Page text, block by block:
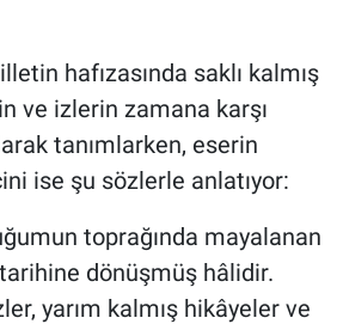
hafızasında saklı kalmış
ve izlerin zamana karşı
tanımlarken, eserin
ise şu sözlerle anlatıyor:
toprağında mayalanan
dönüşmüş hâlidir.
yarım kalmış hikâyeler ve